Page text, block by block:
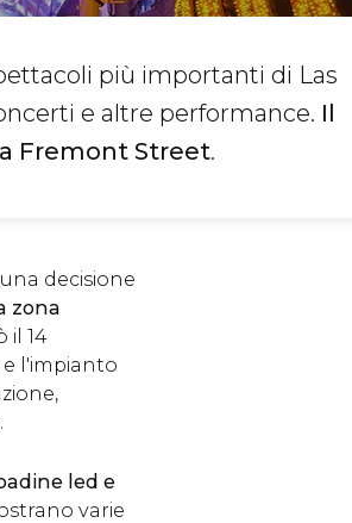
più importanti di Las
e altre performance. Il
Fremont Street.
decisione
zona
il 14
e l'impianto
led e
varie